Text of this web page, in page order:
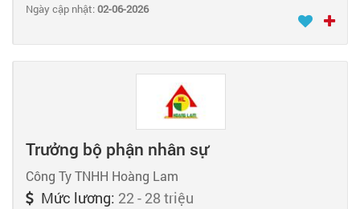
Ngày cập nhật:02-06-2026
Trưởng bộ phận nhân sự
Công Ty TNHH Hoàng Lam
Mức lương: 22 - 28 triệu